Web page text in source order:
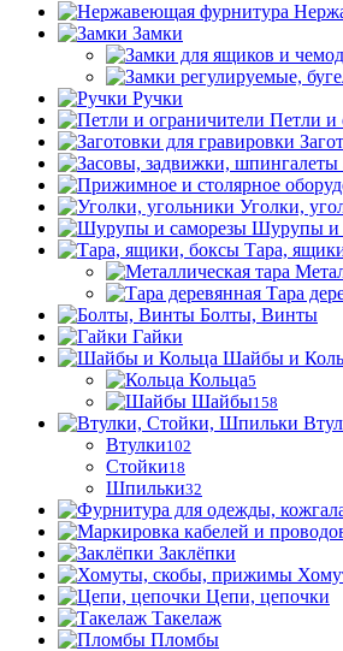
Замки
Ручки
Петли и
Уголки,
Шурупы и
Тара,
Тара
Болты, Винты
Гайки
Шайбы и
Кольца5
Шайбы158
Втулки102
Стойки18
Шпильки32
Заклёпки
Цепи, цепочки
Такелаж
Пломбы